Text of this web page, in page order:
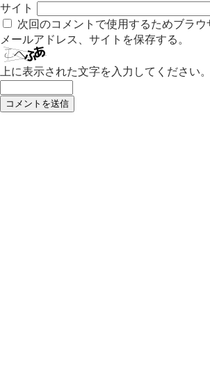
サイト
次回のコメントで使用するためブラウ
メールアドレス、サイトを保存する。
上に表示された文字を入力してください。